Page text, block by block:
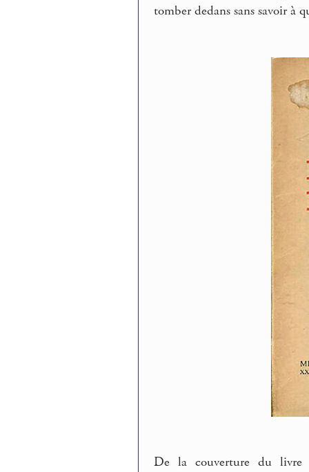
tomber dedans sans savoir à
De la couverture du